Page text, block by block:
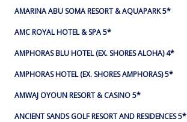
AMARINA ABU SOMA RESORT & AQUAPARK 5*
AMC ROYAL HOTEL & SPA 5*
AMPHORAS BLU HOTEL (EX. SHORES ALOHA) 4*
AMPHORAS HOTEL (EX. SHORES AMPHORAS) 5*
AMWAJ OYOUN RESORT & CASINO 5*
ANCIENT SANDS GOLF RESORT AND RESIDENCES 5*